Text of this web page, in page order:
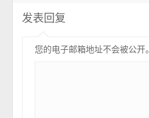
发表回复
您的电子邮箱地址不会被公开。